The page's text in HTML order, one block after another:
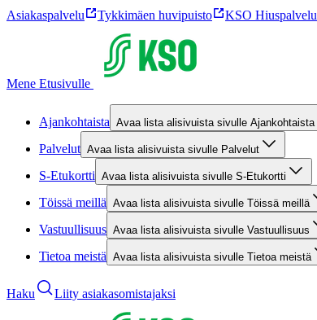
Asiakaspalvelu Tykkimäen huvipuisto KSO Hiuspalvelu
Mene Etusivulle
Ajankohtaista Avaa lista alisivuista sivulle Ajankohtaista
Palvelut Avaa lista alisivuista sivulle Palvelut
S-Etukortti Avaa lista alisivuista sivulle S-Etukortti
Töissä meillä Avaa lista alisivuista sivulle Töissä meillä
Vastuullisuus Avaa lista alisivuista sivulle Vastuullisuus
Tietoa meistä Avaa lista alisivuista sivulle Tietoa meistä
Haku Liity asiakasomistajaksi